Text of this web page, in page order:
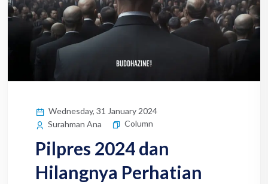
Wednesday, 31 January 2024
Surahman Ana
Column
Pilpres 2024 dan
Hilangnya Perhatian